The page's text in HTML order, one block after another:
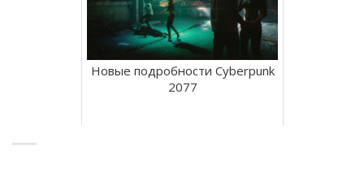
Новые подробности Cyberpunk
2077